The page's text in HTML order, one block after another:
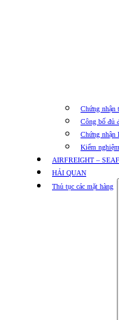
Chứng nhận
Công bố đủ
Chứng nhận
Kiểm
AIRFREIGHT –
HẢI QUAN
Thủ tục các mặt hàng